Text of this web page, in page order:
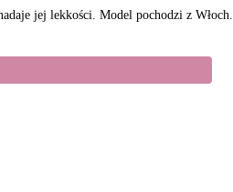
jej lekkości. Model pochodzi z Włoch.